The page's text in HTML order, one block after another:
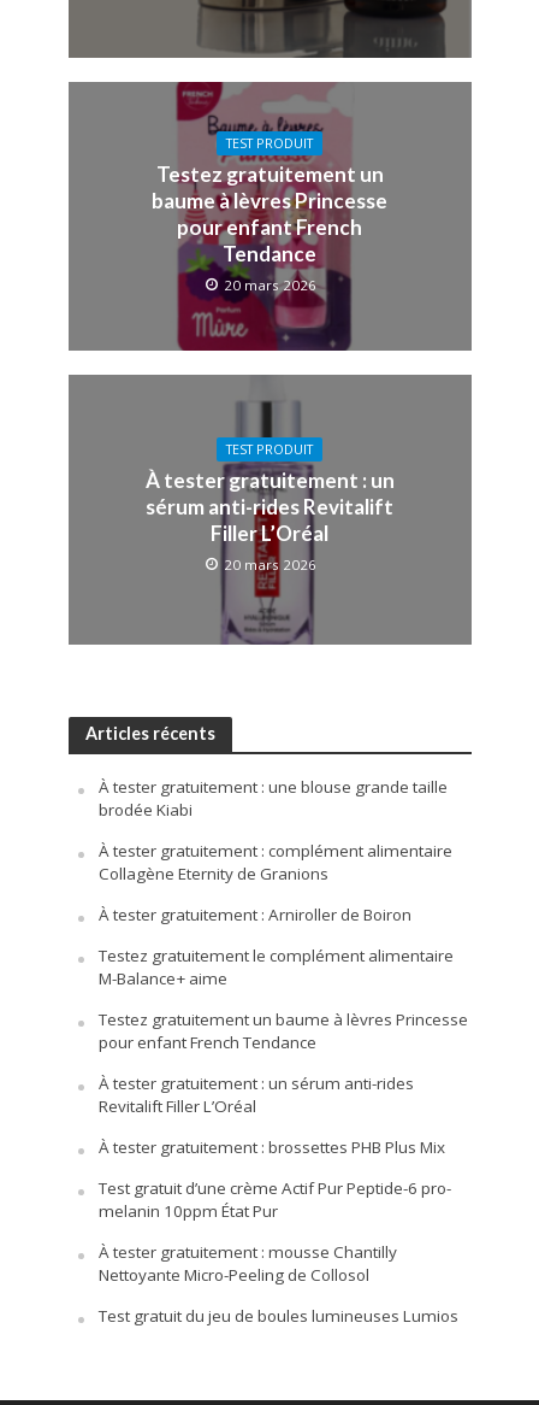
TEST PRODUIT
Testez gratuitement un
baume à lèvres Princesse
pour enfant French
Tendance
20 mars 2026
TEST PRODUIT
À tester gratuitement : un
sérum anti-rides Revitalift
Filler L’Oréal
20 mars 2026
Articles récents
À tester gratuitement : une blouse grande taille
brodée Kiabi
À tester gratuitement : complément alimentaire
Collagène Eternity de Granions
À tester gratuitement : Arniroller de Boiron
Testez gratuitement le complément alimentaire
M-Balance+ aime
Testez gratuitement un baume à lèvres Princesse
pour enfant French Tendance
À tester gratuitement : un sérum anti-rides
Revitalift Filler L’Oréal
À tester gratuitement : brossettes PHB Plus Mix
Test gratuit d’une crème Actif Pur Peptide-6 pro-
melanin 10ppm État Pur
À tester gratuitement : mousse Chantilly
Nettoyante Micro-Peeling de Collosol
Test gratuit du jeu de boules lumineuses Lumios